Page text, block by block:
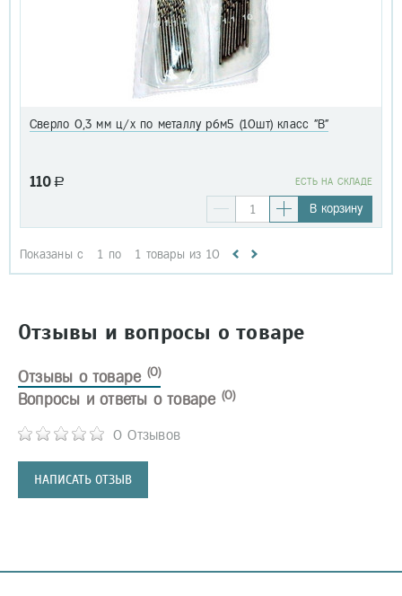
Сверло 0,3 мм ц/х по металлу р6м5 (10шт) класс "В"
110 a EСТЬ НА СКЛАДЕ
В корзину
Показаны с 1 по 1 товары из 10
Отзывы и вопросы о товаре
Отзывы о товаре (0)
0 Отзывов
НАПИСАТЬ ОТЗЫВ
Вопросы и ответы о товаре (0)